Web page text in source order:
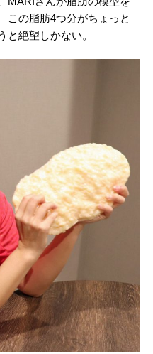
の脂肪4つ分がちょっと
と絶望しかない。